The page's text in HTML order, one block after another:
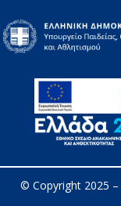
© Copyright 2025 –